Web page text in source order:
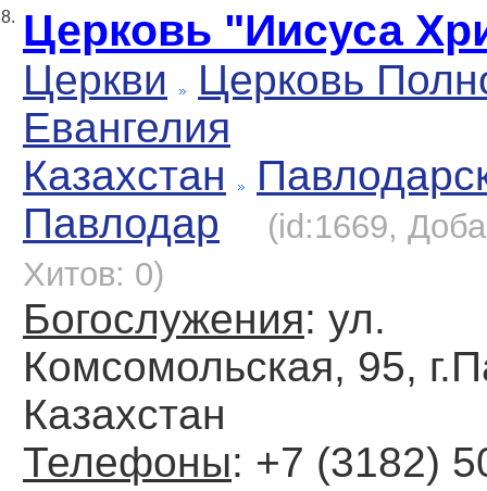
8. Церковь "Иисуса
Церкви
Церковь
Евангелия
Казахстан
Павлодар
(id:1669,
Хитов: 0)
Богослужения: ул.
Комсомольская, 95,
Казахстан
Телефоны: +7 (3182)